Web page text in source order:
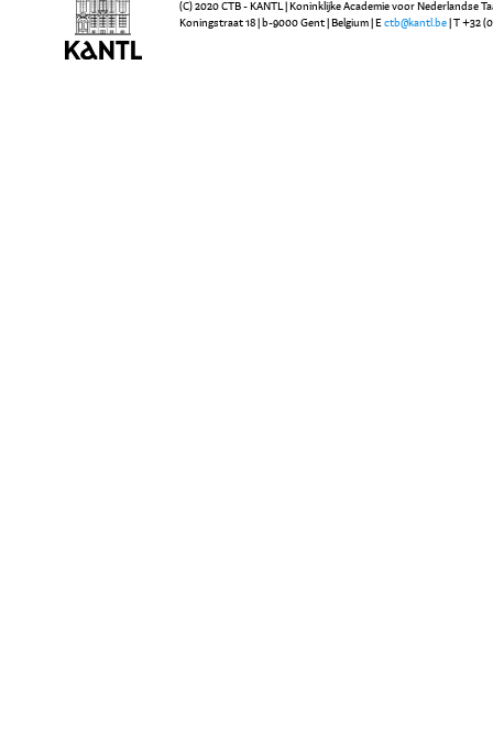
(C) 2020 CTB - KANTL | Koninklijke Academie voor Nederlandse
Koningstraat 18 | b-9000 Gent | Belgium | E ctb@kantl.be | T +32